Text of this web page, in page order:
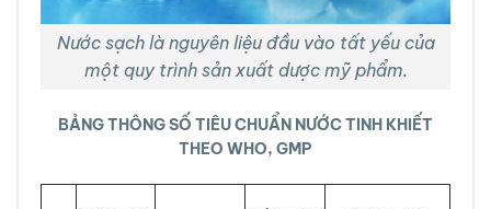
Nước sạch là nguyên liệu đầu vào tất yếu của
một quy trình sản xuất dược mỹ phẩm.
BẢNG THÔNG SỐ TIÊU CHUẨN NƯỚC TINH KHIẾT
THEO WHO, GMP